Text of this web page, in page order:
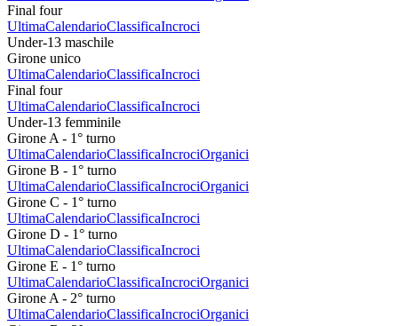
Final four
UltimaCalendarioClassificaIncroci
Under-13 maschile
Girone unico
UltimaCalendarioClassificaIncroci
Final four
UltimaCalendarioClassificaIncroci
Under-13 femminile
Girone A - 1° turno
UltimaCalendarioClassificaIncrociOrganici
Girone B - 1° turno
UltimaCalendarioClassificaIncrociOrganici
Girone C - 1° turno
UltimaCalendarioClassificaIncroci
Girone D - 1° turno
UltimaCalendarioClassificaIncroci
Girone E - 1° turno
UltimaCalendarioClassificaIncrociOrganici
Girone A - 2° turno
UltimaCalendarioClassificaIncrociOrganici